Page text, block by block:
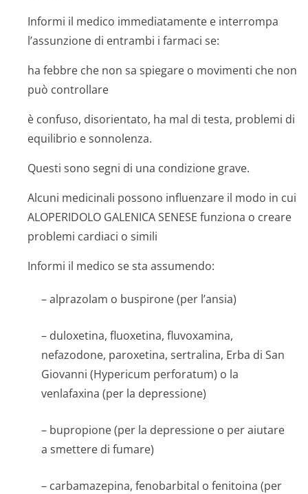
Informi il medico immediatamente e interrompa
l’assunzione di entrambi i farmaci se:
ha febbre che non sa spiegare o movimenti che non
può controllare
è confuso, disorientato, ha mal di testa, problemi di
equilibrio e sonnolenza.
Questi sono segni di una condizione grave.
Alcuni medicinali possono influenzare il modo in cui
ALOPERIDOLO GALENICA SENESE funziona o creare
problemi cardiaci o simili
Informi il medico se sta assumendo:
– alprazolam o buspirone (per l’ansia)
– duloxetina, fluoxetina, fluvoxamina,
nefazodone, paroxetina, sertralina, Erba di San
Giovanni (Hypericum perforatum) o la
venlafaxina (per la depressione)
– bupropione (per la depressione o per aiutare
a smettere di fumare)
– carbamazepina, fenobarbital o fenitoina (per